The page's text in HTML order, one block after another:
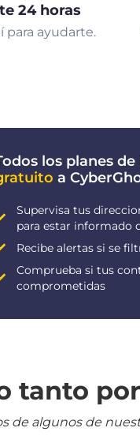
24 horas
para ayudarte.
los planes
a
Supervisa tus
para estar informado
Recibe alertas si se
Comprueba si tus
comprometidas
tanto
de algunos de